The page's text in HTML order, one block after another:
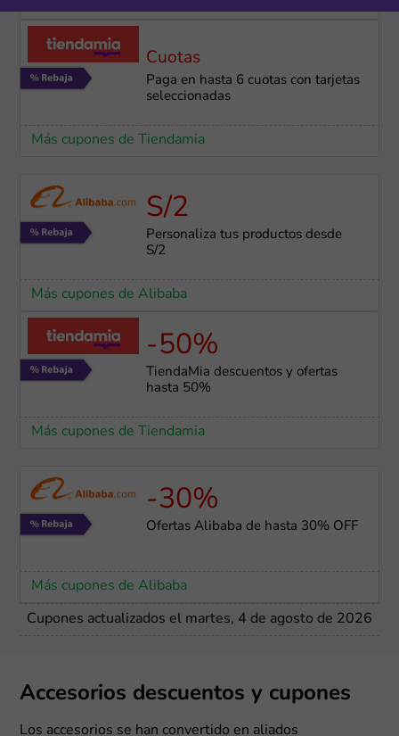
Cuotas
Paga en hasta 6 cuotas con tarjetas
seleccionadas
Más cupones de Tiendamia
S/2
Personaliza tus productos desde
S/2
Más cupones de Alibaba
-50%
TiendaMia descuentos y ofertas
hasta 50%
Más cupones de Tiendamia
-30%
Ofertas Alibaba de hasta 30% OFF
Más cupones de Alibaba
Cupones actualizados el martes, 4 de agosto de 2026
Accesorios descuentos y cupones
Los accesorios se han convertido en aliados